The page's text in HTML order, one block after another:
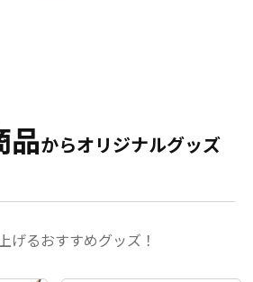
ま
小
って
ご
う「良席祈願」、スポーツ
シーンで活躍するアイテム
ニメ、エンタメ、スポー
品からオリジナルグッズ
げるおすすめグッズ！